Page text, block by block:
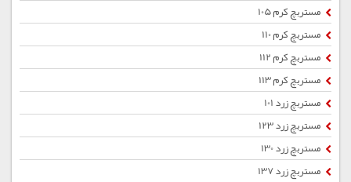
مستربچ کرم 105
مستربچ کرم 110
مستربچ کرم 112
مستربچ کرم 113
مستربچ زرد 101
مستربچ زرد 123
مستربچ زرد 130
مستربچ زرد 137